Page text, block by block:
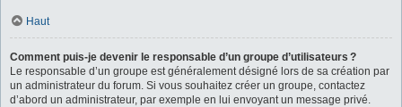
Haut
Comment puis-je devenir le responsable d’un groupe d’utilisateurs ?
Le responsable d’un groupe est généralement désigné lors de sa création par
un administrateur du forum. Si vous souhaitez créer un groupe, contactez
d’abord un administrateur, par exemple en lui envoyant un message privé.